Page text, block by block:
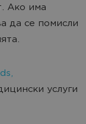
Ако има
да се помисли
услуги